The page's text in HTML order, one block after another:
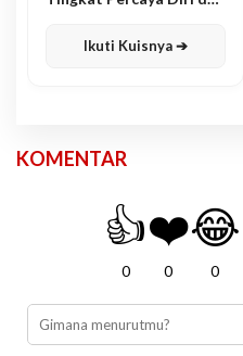
Ikuti Kuisnya ➔
KOMENTAR
👍
0
❤️
0
😂
0